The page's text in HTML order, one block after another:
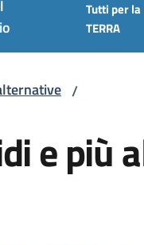
Tutti per la
TERRA
/
e più